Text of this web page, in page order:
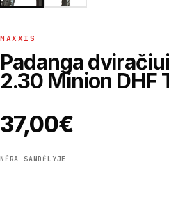
MAXXIS
Padanga
2.30 Minion DHF
37,00€
NĖRA SANDĖLYJE